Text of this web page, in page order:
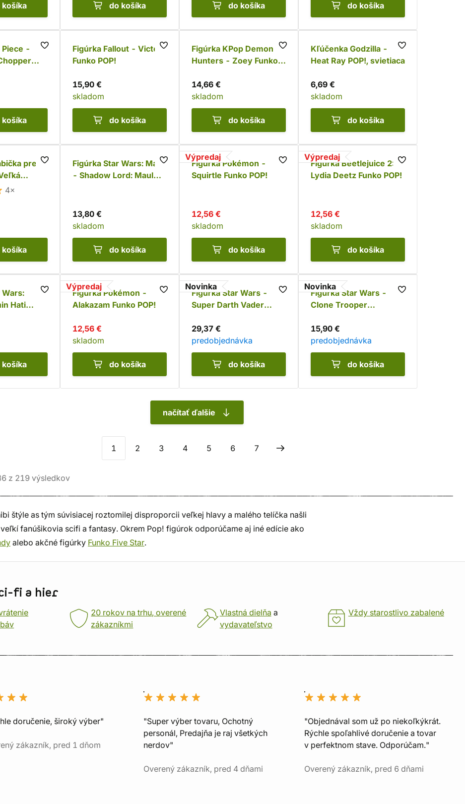
košíka do košíka do košíka do košíka
Piece -
košíka
Figúrka Fallout - Victor
Funko POP!
15,90 €
skladom
do košíka
Figúrka KPop Demon
Hunters - Zoey Funko
14,66 €
skladom
do košíka
Kľúčenka Godzilla -
Heat Ray POP!, svietiaca
6,69 €
skladom
do košíka
pre
4×
košíka
Figúrka Star Wars: Maul
- Shadow Lord: Maul
13,80 €
skladom
do košíka
Výpredaj
Figúrka Pokémon -
Squirtle Funko POP!
12,56 €
skladom
do košíka
Výpredaj
Figúrka Beetlejuice 2:
Lydia Deetz Funko POP!
12,56 €
skladom
do košíka
Wars:
Hati
košíka
Výpredaj
Figúrka Pokémon -
Alakazam Funko POP!
12,56 €
skladom
do košíka
Novinka
Figúrka Star Wars -
Super Darth Vader
29,37 €
predobjednávka
do košíka
Novinka
Figúrka Star Wars -
Clone Trooper
15,90 €
predobjednávka
do košíka
načítať ďalšie
1 2 3 4 5 6 7
z 219 výsledkov
štýle as tým súvisiacej roztomilej disproporcii veľkej hlavy a malého telíčka našli
fanúšikovia scifi a fantasy. Okrem Pop! figúrok odporúčame aj iné edície ako
alebo akčné figúrky Funko Five Star.
fi a hier
20 rokov na trhu, overené
zákazníkmi
Vlastná dielňa a
vydavateľstvo
Vždy starostlivo zabalené
doručenie, široký výber"
zákazník, pred 1 dňom
"Super výber tovaru, Ochotný
personál, Predajňa je raj všetkých
nerdov"
Overený zákazník, pred 4 dňami
"Objednával som už po niekoľkýkrát.
Rýchle spoľahlivé doručenie a tovar
v perfektnom stave. Odporúčam."
Overený zákazník, pred 6 dňami